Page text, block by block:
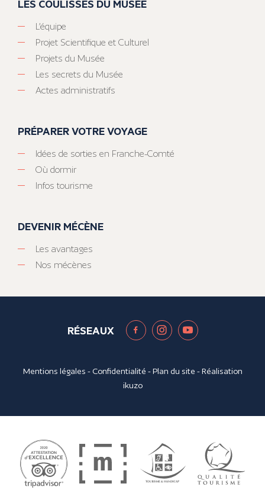
LES COULISSES DU MUSÉE
L’équipe
Projet Scientifique et Culturel
Projets du Musée
Les secrets du Musée
Actes administratifs
PRÉPARER VOTRE VOYAGE
Idées de sorties en Franche-Comté
Où dormir
Infos tourisme
DEVENIR MÉCÈNE
Les avantages
Nos mécènes
RÉSEAUX
Mentions légales - Confidentialité -Plan du site - Réalisation
ikuzo